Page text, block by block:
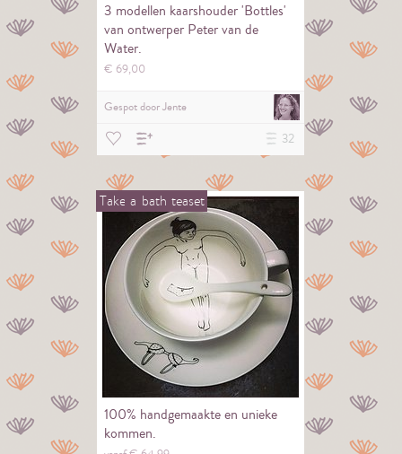
3 modellen kaarshouder 'Bottles'
van ontwerper Peter van de
Water.
€ 69,00
Gespot doorJente
32
Take a bath teaset
100% handgemaakte en unieke
kommen.